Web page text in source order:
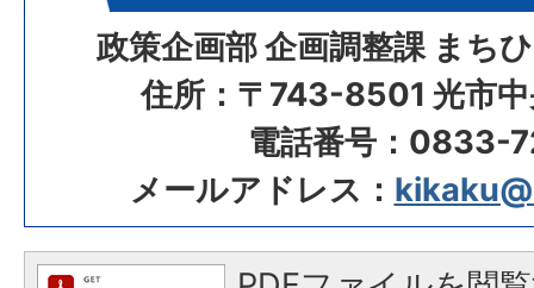
政策企画部 企画調整課 まち
住所：〒743-8501 光市中
電話番号：0833-
メールアドレス：